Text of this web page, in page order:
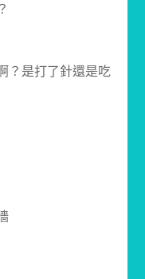
？是打了針還是吃